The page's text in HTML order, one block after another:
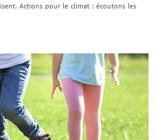
Actions pour le climat : écoutons les